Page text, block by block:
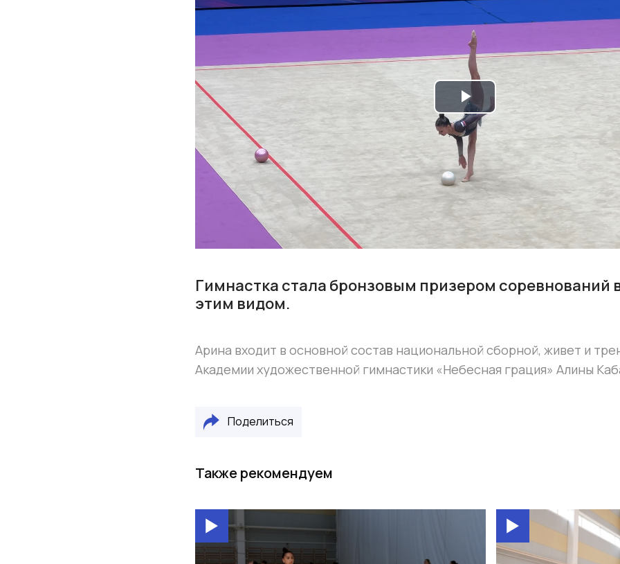
Play
Video
Гимнастка стала бронзовым призером соревнований
этим видом.
Арина входит в основной состав национальной сборной, живет и
Академии художественной гимнастики «Небесная грация» Алины
Поделиться
Также рекомендуем